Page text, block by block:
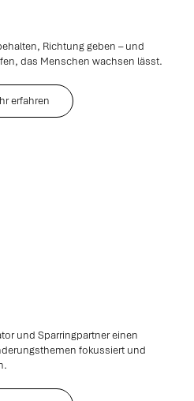
Richtung geben – und
das Menschen wachsen lässt.
erfahren
und Sparringpartner einen
fokussiert und